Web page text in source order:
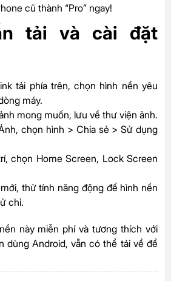
cũ thành “Pro” ngay!
tải và cài đặt
tải phía trên, chọn hình nền yêu
máy.
mong muốn, lưu về thư viện ảnh.
chọn hình > Chia sẻ > Sử dụng
chọn Home Screen, Lock Screen
thử tính năng động để hình nền
chỉ.
này miễn phí và tương thích với
dùng Android, vẫn có thể tải về để